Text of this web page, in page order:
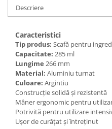
Seturi Decorare
Ustensile, Accesorii Cofetarie,
Site, Gratare,Blaturi taiere
Termometru
Cani, Flacoane, Boluri, Vase
Cutite, Raschete
Diverse Ustensile de Lucru
Merdenele, Role, Decupatoare
Spatule, Teluri, Pensule
Descriere
Caracteristici
Tip produs: Scafă pentru
Capacitate: 285 ml
Lungime 266 mm
Material: Aluminiu turnat
Culoare: Argintiu
Construcție solidă și rezistentă
Mâner ergonomic pentru
Potrivită pentru utilizare
Ușor de curățat și întreținut